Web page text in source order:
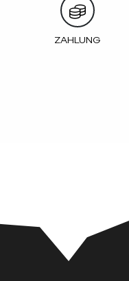
ZAHLUNG